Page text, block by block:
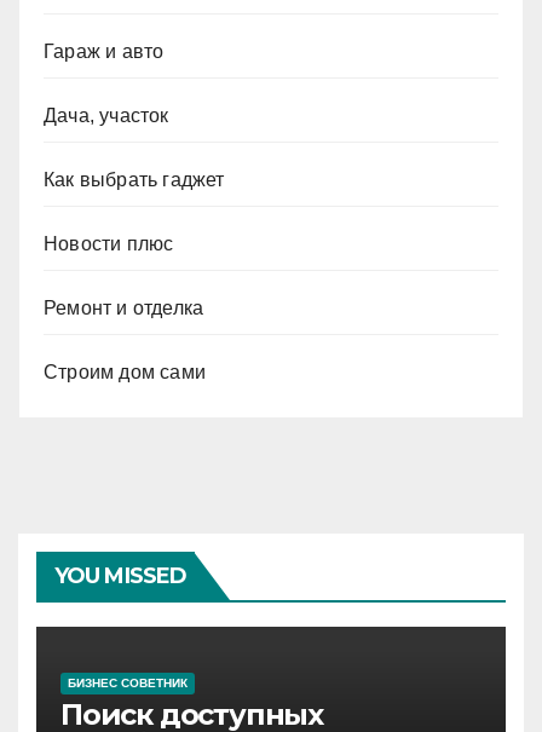
Гараж и авто
Дача, участок
Как выбрать гаджет
Новости плюс
Ремонт и отделка
Строим дом сами
YOU MISSED
БИЗНЕС СОВЕТНИК
Поиск доступных